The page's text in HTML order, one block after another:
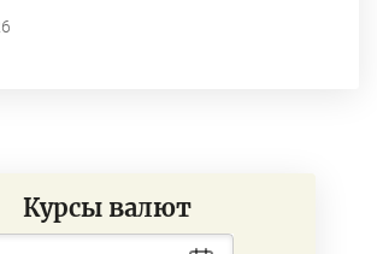
Курсы валют